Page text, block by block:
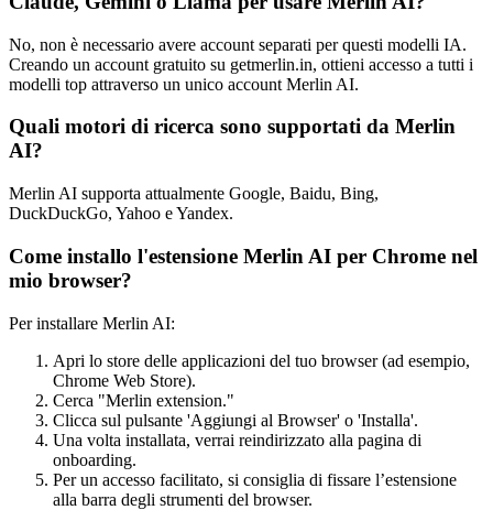
No, non è necessario avere account separati per questi modelli IA.
Creando un account gratuito su getmerlin.in, ottieni accesso a tutti i
modelli top attraverso un unico account Merlin AI.
Quali motori di ricerca sono supportati da Merlin
AI?
Merlin AI supporta attualmente Google, Baidu, Bing,
DuckDuckGo, Yahoo e Yandex.
Come installo l'estensione Merlin AI per Chrome nel
mio browser?
Per installare Merlin AI:
Apri lo store delle applicazioni del tuo browser (ad esempio,
Chrome Web Store).
Cerca "Merlin extension."
Clicca sul pulsante 'Aggiungi al Browser' o 'Installa'.
Una volta installata, verrai reindirizzato alla pagina di
onboarding.
Per un accesso facilitato, si consiglia di fissare l’estensione
alla barra degli strumenti del browser.